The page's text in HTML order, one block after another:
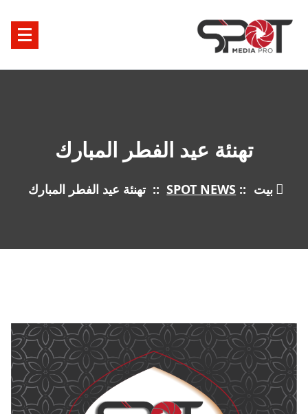
المحتوى
تهنئة عيد الفطر المبارك
بيت ::
SPOT NEWS
:: تهنئة عيد الفطر المبارك